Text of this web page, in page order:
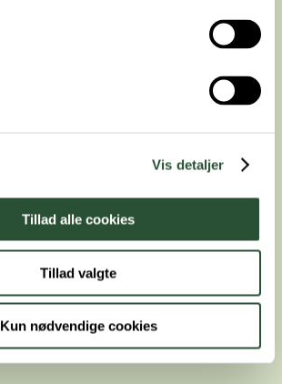
Vis detaljer
Tillad alle cookies
Tillad valgte
Kun nødvendige cookies